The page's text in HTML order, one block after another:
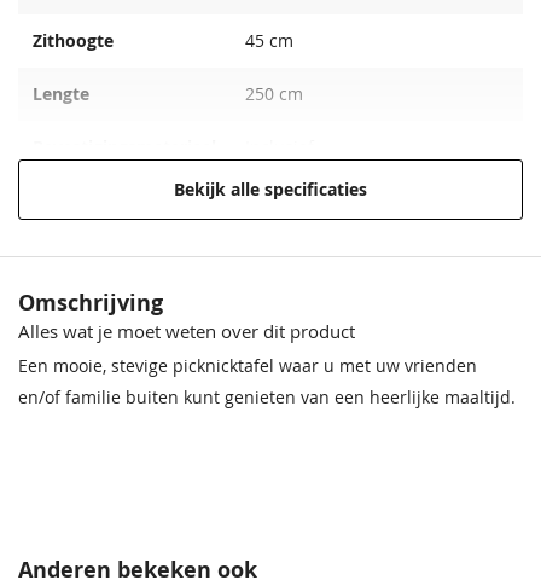
Zithoogte 45 cm
Lengte 250 cm
Onbehandeld, geschaafd
douglas
Houtsoort Lariks/douglas
Bekijk alle specificaties
Omschrijving
Alles wat je moet weten over dit product
Een mooie, stevige picknicktafel waar u met uw vrienden
en/of familie buiten kunt genieten van een heerlijke maaltijd.
Anderen bekeken ook